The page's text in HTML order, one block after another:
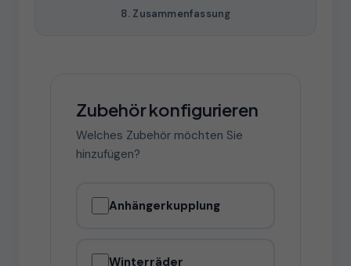
8. Zusammenfassung
Zubehör konfigurieren
Welches Zubehör möchten Sie
hinzufügen?
Anhängerkupplung
Winterräder